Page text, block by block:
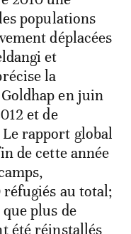
populations
déplacées
et
la
en juin
et de
rapport global
de cette année
au total;
plus de
été réinstallés